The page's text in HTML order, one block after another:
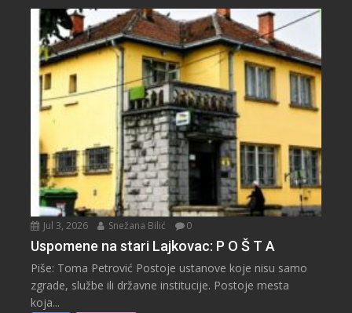
Jul 3, 2026 Snežana Bilić 0
Uspomene na stari Lajkovac: P O Š T A
Piše: Toma Petrović Postoje ustanove koje nisu samo
zgrade, službe ili državne institucije. Postoje mesta
koja...